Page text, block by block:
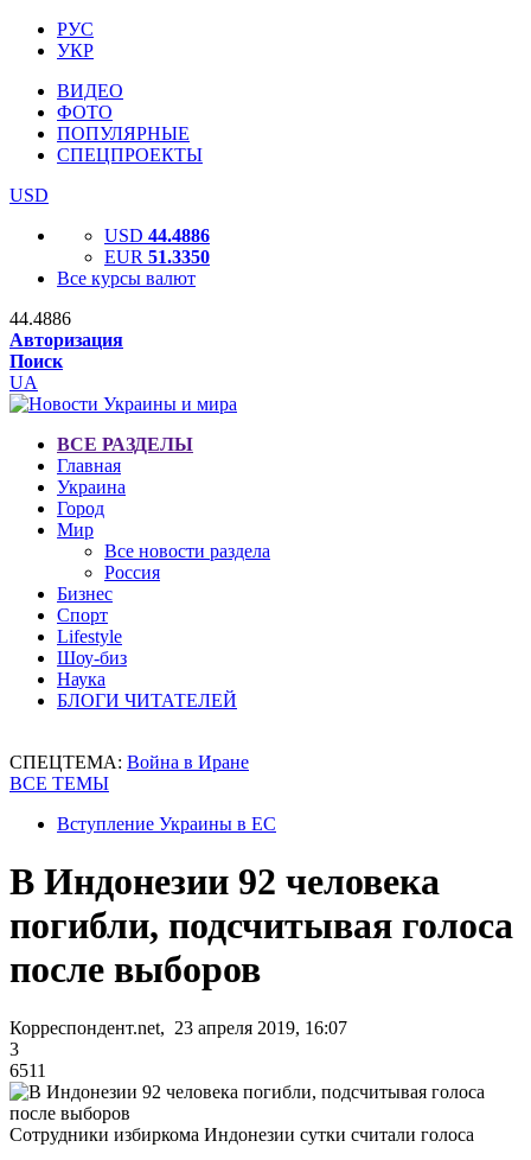
РУС
УКР
ВИДЕО
ФОТО
ПОПУЛЯРНЫЕ
СПЕЦПРОЕКТЫ
USD
USD 44.4886
EUR 51.3350
Все курсы валют
44.4886
Авторизация
Поиск
UA
ВСЕ РАЗДЕЛЫ
Главная
Украина
Город
Мир
Все новости раздела
Россия
Бизнес
Спорт
Lifestyle
Шоу-биз
Наука
БЛОГИ ЧИТАТЕЛЕЙ
СПЕЦТЕМА: Война в Иране
ВСЕ ТЕМЫ
Вступление Украины в ЕС
В Индонезии 92 человека
погибли, подсчитывая голоса
после выборов
Корреспондент.net, 23 апреля 2019, 16:07
3
6511
Сотрудники избиркома Индонезии сутки считали голоса